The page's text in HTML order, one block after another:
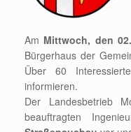
Am Mittwoch, den
Bürgerhaus der
Über 60
informieren.
Der Landesbetrieb
beauftragten